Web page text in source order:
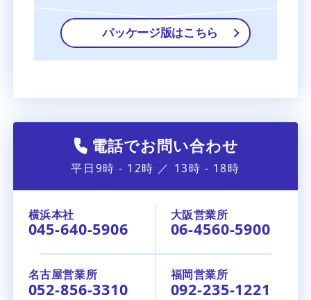
パッケージ版はこちら
電話でお問い合わせ
平日9時 - 12時 ／ 13時 - 18時
横浜本社
045-640-5906
大阪営業所
06-4560-5900
名古屋営業所
052-856-3310
福岡営業所
092-235-1221